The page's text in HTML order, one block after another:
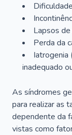
Lapsos
Perda da
Iatrogenia
inadequado
As síndromes
para realizar as
dependente da
vistas como